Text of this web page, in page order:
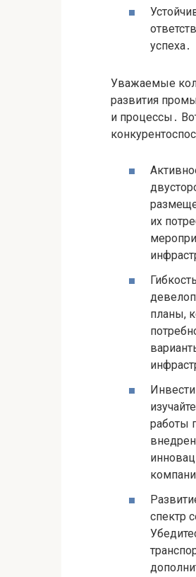
успеха․
Уважаемые
развития
и процессы․
их
планы,
работы
спектр